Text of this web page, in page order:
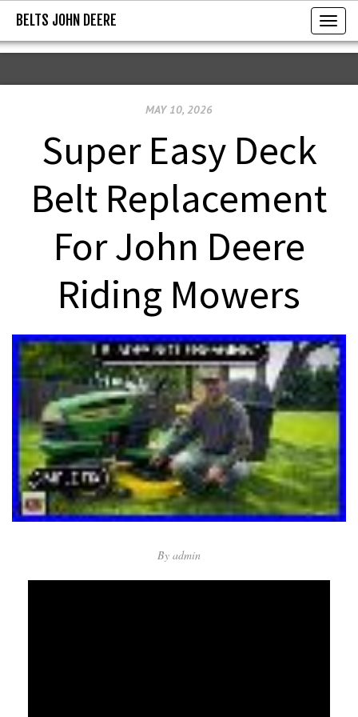
BELTS JOHN DEERE
T
o
g
n
BELTS JOHN DEERE
MAY 10, 2026
Super Easy Deck
Belt Replacement
For John Deere
Riding Mowers
By admin